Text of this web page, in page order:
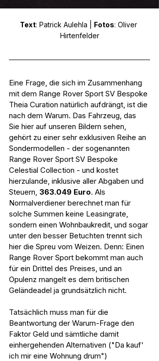
Text: Patrick Aulehla | Fotos: Oliver
Hirtenfelder
Eine Frage, die sich im Zusammenhang
mit dem Range Rover Sport SV Bespoke
Theia Curation natürlich aufdrängt, ist die
nach dem Warum. Das Fahrzeug, das
Sie hier auf unseren Bildern sehen,
gehört zu einer sehr exklusiven Reihe an
Sondermodellen - der sogenannten
Range Rover Sport SV Bespoke
Celestial Collection - und kostet
hierzulande, inklusive aller Abgaben und
Steuern, 363.049 Euro. Als
Normalverdiener berechnet man für
solche Summen keine Leasingrate,
sondern einen Wohnbaukredit, und sogar
unter den besser Betuchten trennt sich
hier die Spreu vom Weizen. Denn: Einen
Range Rover Sport bekommt man auch
für ein Drittel des Preises, und an
Opulenz mangelt es dem britischen
Geländeadel ja grundsätzlich nicht.
Tatsächlich muss man für die
Beantwortung der Warum-Frage den
Faktor Geld und sämtliche damit
einhergehenden Alternativen ("Da kauf'
ich mir eine Wohnung drum")